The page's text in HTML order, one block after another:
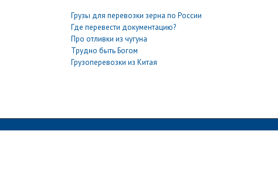
Грузы для перевозки зерна по России
Где перевести документацию?
Про отливки из чугуна
Трудно быть Богом
Грузоперевозки из Китая